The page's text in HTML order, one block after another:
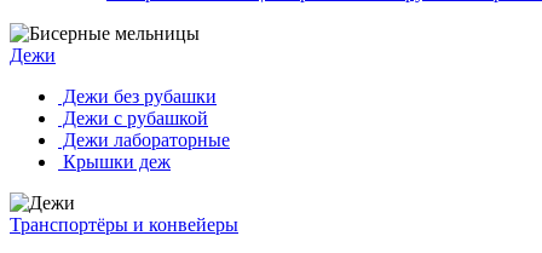
Дежи
Дежи без рубашки
Дежи с рубашкой
Дежи лабораторные
Крышки деж
Транспортёры и конвейеры